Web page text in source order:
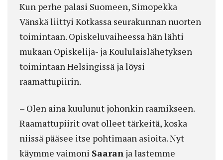
Kun perhe palasi Suomeen, Simopekka
Vänskä liittyi Kotkassa seurakunnan nuorten
toimintaan. Opiskeluvaiheessa hän lähti
mukaan Opiskelija- ja Koululaislähetyksen
toimintaan Helsingissä ja löysi
raamattupiirin.
– Olen aina kuulunut johonkin raamikseen.
Raamattupiirit ovat olleet tärkeitä, koska
niissä pääsee itse pohtimaan asioita. Nyt
käymme vaimoni Saaran ja lastemme